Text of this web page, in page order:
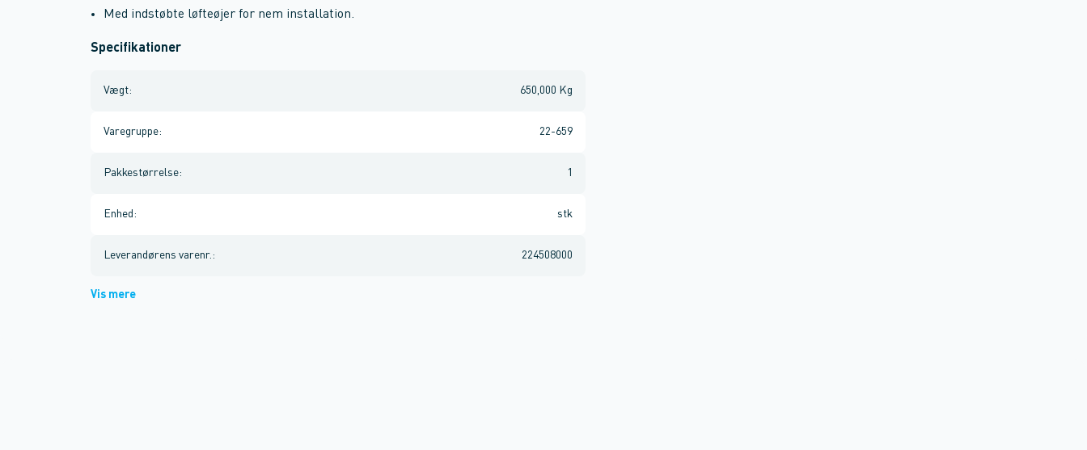
Med indstøbte løfteøjer for nem installation.
Specifikationer
Vægt: 650,000 Kg
Varegruppe: 22-659
Pakkestørrelse: 1
Enhed : stk
Leverandørens varenr. : 224508000
Vis mere